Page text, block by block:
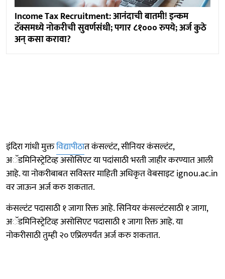
Income Tax Recruitment: आनंदाची बातमी! इन्कम
टॅक्समध्ये नोकरीची सुवर्णसंधी; पगार ८१००० रुपये; अर्ज कुठे
अन् कसा करावा?
इंदिरा गांधी मुक्तविद्यापीठात कंसल्टंट, सीनियर कंसल्टंट,
अॅडमिनिस्ट्रेटिव्ह असोसिएट या पदांसाठी भरती जाहीर करण्यात आली
आहे. या नोकरीबाबत सविस्तर माहिती अधिकृत वेबसाइट ignou.ac.in
वर जाऊन अर्ज करु शकतात.
कंसल्टंट पदासाठी १ जागा रिक्त आहे. सिनियर कंसल्टंटसाठी १ जागा,
अॅडमिनिस्ट्रेटिव्ह असोसिएट पदासाठी १ जागा रिक्त आहे. या
नोकरीसाठी तुम्ही २० एप्रिलपर्यंत अर्ज करु शकतात.